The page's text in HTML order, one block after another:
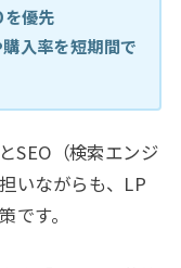
優先
入率を短期間で
SEO（検索エンジ
いながらも、LP
です。